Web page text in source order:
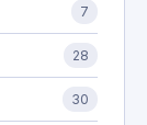
7
28
30